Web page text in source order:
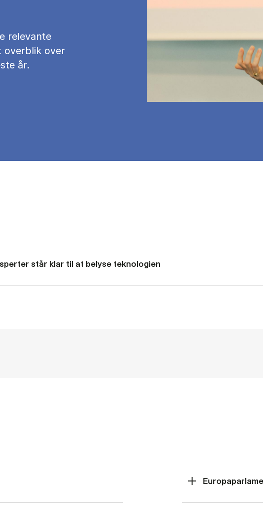
relevante
overblik over
år.
står klar til at belyse teknologien